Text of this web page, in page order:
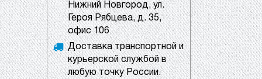
Нижний Новгород, ул.
Героя Рябцева, д. 35,
офис 106
Доставка транспортной и
курьерской службой в
любую точку России.